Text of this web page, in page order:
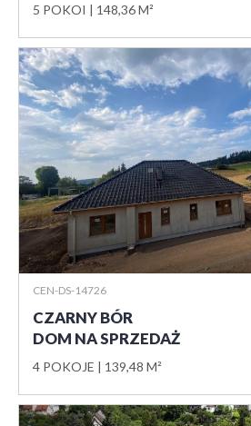
5 POKOI 148,36 M²
CEN-DS-14726
CZARNY BÓR
DOM NA SPRZEDAŻ
4 POKOJE 139,48 M²